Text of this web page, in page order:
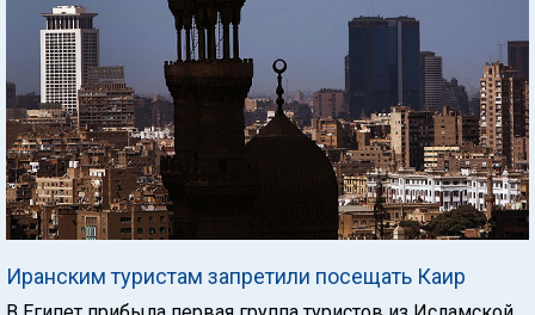
Иранским туристам запретили посещать Каир